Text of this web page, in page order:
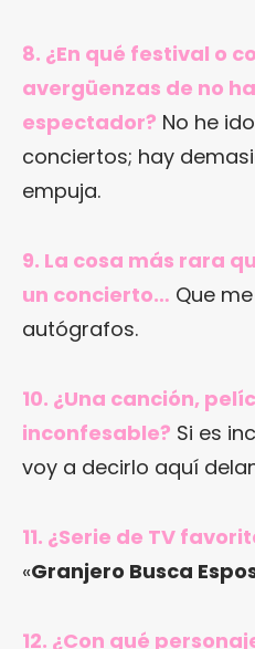
8. ¿En qué festival o
avergüenzas de no
espectador? No he
conciertos; hay
empuja.
9. La cosa más rara
un concierto… Que
autógrafos.
10. ¿Una canción,
inconfesable? Si es
voy a decirlo aquí
11. ¿Serie de TV
«Granjero Busca
12. ¿Con qué